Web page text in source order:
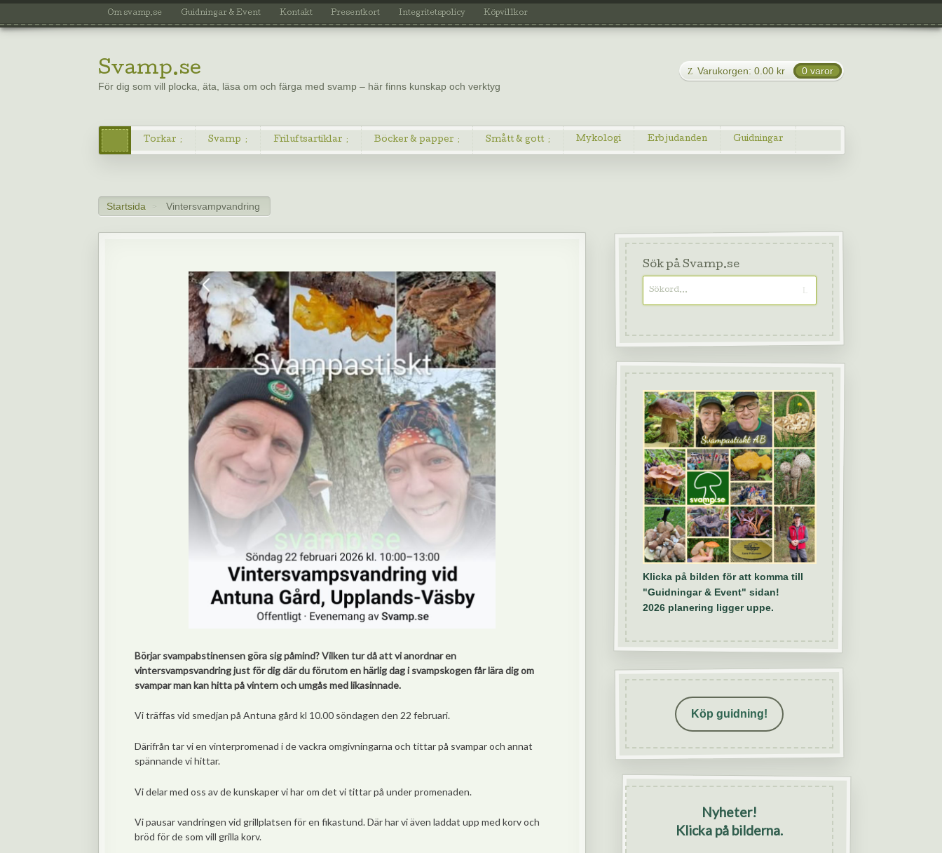
Om svamp.se Guidningar & Event Kontakt Presentkort Integritetspolicy Köpvillkor
Svamp.se
För dig som vill plocka, äta, läsa om och färga med svamp – här finns kunskap och verktyg
Varukorgen: 0.00 kr 0 varor
Torkar Svamp Friluftsartiklar Böcker & papper Smått & gott Mykologi Erbjudanden Guidningar
Startsida > Vintersvampvandring
Börjar svampabstinensen göra sig påmind? Vilken tur då att vi anordnar en
vintersvampsvandring just för dig där du förutom en härlig dag i svampskogen får lära dig om
svampar man kan hitta på vintern och umgås med likasinnade.
Vi träffas vid smedjan på Antuna gård kl 10.00 söndagen den 22 februari.
Därifrån tar vi en vinterpromenad i de vackra omgivningarna och tittar på svampar och annat
spännande vi hittar.
Vi delar med oss av de kunskaper vi har om det vi tittar på under promenaden.
Vi pausar vandringen vid grillplatsen för en fikastund. Där har vi även laddat upp med korv och
bröd för de som vill grilla korv.
Sök på Svamp.se
Klicka på bilden för att komma till
"Guidningar & Event" sidan!
2026 planering ligger uppe.
Köp guidning!
Nyheter!
Klicka på bilderna.